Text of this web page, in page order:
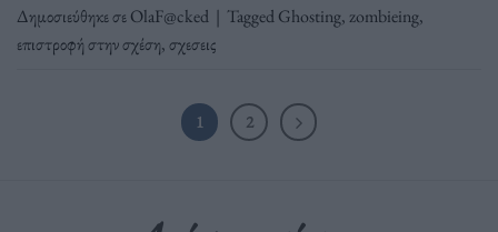
Δημοσιεύθηκε σεOlaF@cked | TaggedGhosting,zombieing,
επιστροφή στην σχέση,σχεσεις
1 2